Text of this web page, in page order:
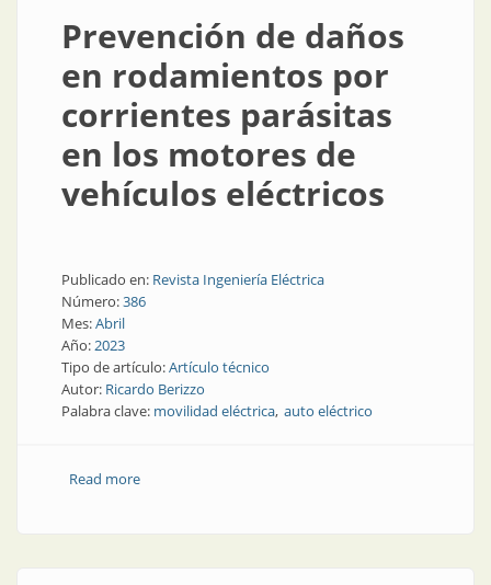
Prevención de daños
en rodamientos por
corrientes parásitas
en los motores de
vehículos eléctricos
Publicado en: Revista Ingeniería Eléctrica
Número:386
Mes:Abril
Año:2023
Tipo de artículo:Artículo técnico
Autor: Ricardo Berizzo
Palabra clave: movilidad eléctrica auto eléctrico
Read moreabout Prevención de daños en rodamientos por